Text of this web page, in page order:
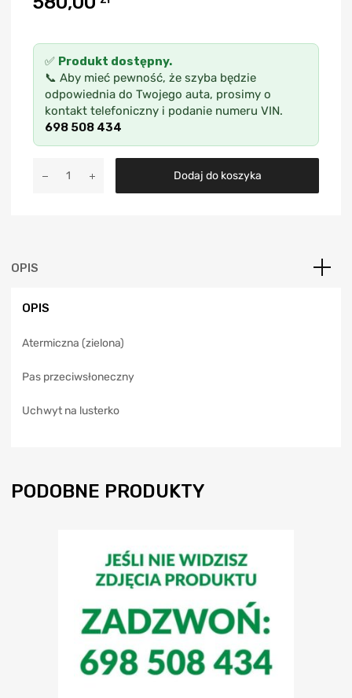
✅ Produkt dostępny.
📞 Aby mieć pewność, że szyba będzie
odpowiednia do Twojego auta, prosimy o
kontakt telefoniczny i podanie numeru VIN.
698 508 434
Dodaj do koszyka
a
OPIS
OPIS
Atermiczna (zielona)
Pas przeciwsłoneczny
Uchwyt na lusterko
PODOBNE PRODUKTY